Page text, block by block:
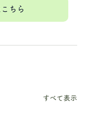
ちら
すべて表示